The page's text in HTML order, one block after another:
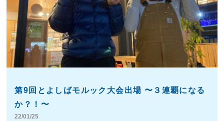
第9回とよしばモルック大会出場 〜３連覇になる
か？！〜
22/01/25